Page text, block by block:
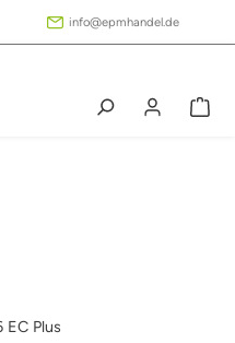
info@epmhandel.de